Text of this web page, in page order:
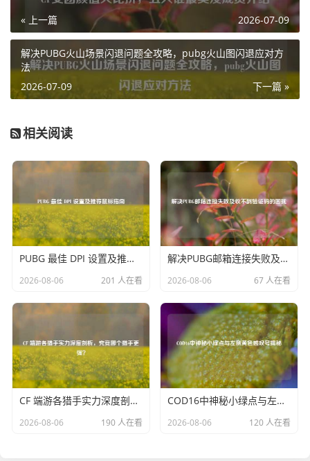
游戏平台自身的问题也不容忽视，游戏平台服务器可能出现
故障、维护或者存在其他技术问题，这会导致无法正常提供
Pubg 的下载服务，玩家可以查看游戏平台的官方公告，了
解是否有相关服务器维护等信息，若处于维护期间,只能等待
平台恢复正常后再尝试下载。
不同版本的 Pubg 对设备系统有特定要求，如果设备系统版
需要确保自己的设备系统符合 Pubg 的最低要求,并及时更新
系统版本。
下载渠道的问题也可能影响 Pubg 的下载，如果从非官方正
规渠道下载，可能会遇到文件损坏、无法下载完整等问题，
建议玩家前往 Pubg 官方指定的游戏平台或应用商店进行下
载,以保证下载的顺利进行。
储、游戏平台、系统兼容性以及下载渠道等多方面进行排
查，找出问题所在并加以解决，这样才能顺利体验 Pubg 带
来的精彩游戏乐趣。
« 上一篇 2026-07-09
解决PUBG火山场景闪退问题全攻略，pubg火山图闪退应对方
法
下一篇 »
2026-07-09
相关阅读
PUBG 最佳 DPI 设置及推荐鼠标指南
2026-08-06 201 人在看
解决PUBG邮箱连接失败及收不到验证码的困扰
2026-08-06 67 人在看
CF 端游各猎手实力深度剖析，究竟哪个猎手更强？
2026-08-06 190 人在看
COD16中神秘小绿点与左侧黄色感叹号揭秘
2026-08-06 120 人在看